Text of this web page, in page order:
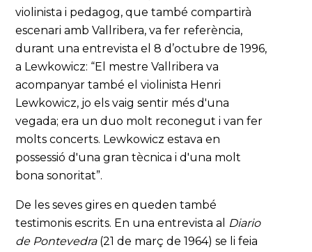
violinista i pedagog, que també compartirà
escenari amb Vallribera, va fer referència,
durant una entrevista el 8 d’octubre de 1996,
a Lewkowicz: “El mestre Vallribera va
acompanyar també el violinista Henri
Lewkowicz, jo els vaig sentir més d'una
vegada; era un duo molt reconegut i van fer
molts concerts. Lewkowicz estava en
possessió d'una gran tècnica i d'una molt
bona sonoritat”.
De les seves gires en queden també
testimonis escrits. En una entrevista al Diario
de Pontevedra(21 de març de 1964) se li feia